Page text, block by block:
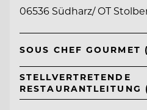
06536 Südharz/ OT
SOUS CHEF GOURMET
STELLVERTRETENDE
RESTAURANTLEITUNG